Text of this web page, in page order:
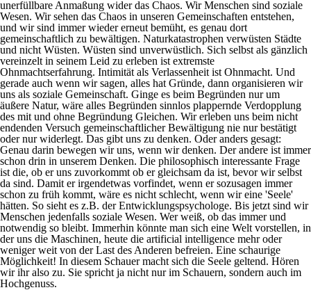
unerfüllbare Anmaßung wider das Chaos. Wir Menschen sind soziale
Wesen. Wir sehen das Chaos in unseren Gemeinschaften entstehen,
und wir sind immer wieder erneut bemüht, es genau dort
gemeinschaftlich zu bewältigen. Naturkatastrophen verwüsten Städte
und nicht Wüsten. Wüsten sind unverwüstlich. Sich selbst als gänzlich
vereinzelt in seinem Leid zu erleben ist extremste
Ohnmachtserfahrung. Intimität als Verlassenheit ist Ohnmacht. Und
gerade auch wenn wir sagen, alles hat Gründe, dann organisieren wir
uns als soziale Gemeinschaft. Ginge es beim Begründen nur um
äußere Natur, wäre alles Begründen sinnlos plappernde Verdopplung
des mit und ohne Begründung Gleichen. Wir erleben uns beim nicht
endenden Versuch gemeinschaftlicher Bewältigung nie nur bestätigt
oder nur widerlegt. Das gibt uns zu denken. Oder anders gesagt:
Genau darin bewegen wir uns, wenn wir denken. Der andere ist immer
schon drin in unserem Denken. Die philosophisch interessante Frage
ist die, ob er uns zuvorkommt ob er gleichsam da ist, bevor wir selbst
da sind. Damit er irgendetwas vorfindet, wenn er sozusagen immer
schon zu früh kommt, wäre es nicht schlecht, wenn wir eine 'Seele'
hätten. So sieht es z.B. der Entwicklungspsychologe. Bis jetzt sind wir
Menschen jedenfalls soziale Wesen. Wer weiß, ob das immer und
notwendig so bleibt. Immerhin könnte man sich eine Welt vorstellen, in
der uns die Maschinen, heute die artificial intelligence mehr oder
weniger weit von der Last des Anderen befreien. Eine schaurige
Möglichkeit! In diesem Schauer macht sich die Seele geltend. Hören
wir ihr also zu. Sie spricht ja nicht nur im Schauern, sondern auch im
Hochgenuss.